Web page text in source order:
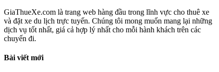
GiaThueXe.com là trang web hàng đầu trong lĩnh vực cho thuê xe
và đặt xe du lịch trực tuyến. Chúng tôi mong muốn mang lại những
dịch vụ tốt nhất, giá cả hợp lý nhất cho mỗi hành khách trên các
chuyến đi.
Bài viết mới